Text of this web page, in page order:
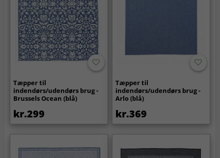
Tæpper til
indendørs/udendørs brug -
Brussels Ocean (blå)
kr.299
Tæpper til
indendørs/udendørs brug -
Arlo (blå)
kr.369